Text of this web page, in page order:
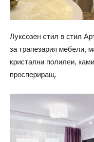
Луксозен стил в стил
за трапезария мебели,
кристални полилеи,
проспериращ.